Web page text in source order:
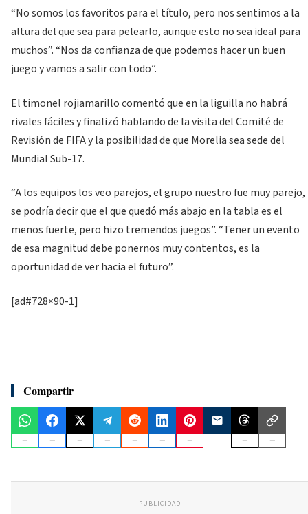
“No somos los favoritos para el título, pero nos sentimos a la
altura del que sea para pelearlo, aunque esto no sea ideal para
muchos”. “Nos da confianza de que podemos hacer un buen
juego y vamos a salir con todo”.
El timonel rojiamarillo comentó que en la liguilla no habrá
rivales fáciles y finalizó hablando de la visita del Comité de
Revisión de FIFA y la posibilidad de que Morelia sea sede del
Mundial Sub-17.
“A los equipos los veo parejos, el grupo nuestro fue muy parejo,
se podría decir que el que quedó más abajo en la tabla es el
menos fuerte, pero hizo tremendos juegos”. “Tener un evento
de esa magnitud debe ponernos muy contentos, es la
oportunidad de ver hacia el futuro”.
[ad#728×90-1]
Compartir
PUBLICIDAD